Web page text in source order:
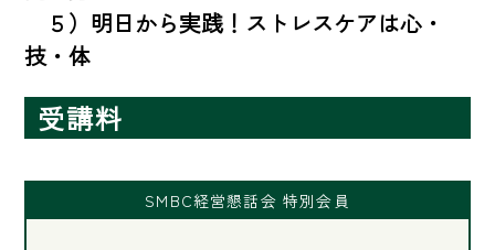
５）明日から実践！ストレスケアは心・
技・体
受講料
SMBC経営懇話会 特別会員